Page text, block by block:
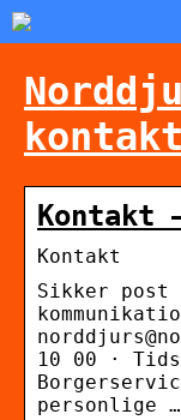
kontakt
Kontakt
Kontakt
Sikker
10 00 ·
personlige …